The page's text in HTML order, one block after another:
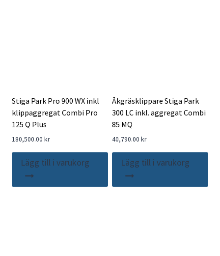
Stiga Park Pro 900 WX inkl
klippaggregat Combi Pro
125 Q Plus
180,500.00 kr
Lägg till i varukorg
Åkgräsklippare Stiga Park
300 LC inkl. aggregat Combi
85 MQ
40,790.00 kr
Lägg till i varukorg